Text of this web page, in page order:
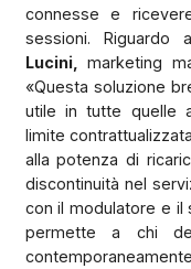
connesse e
sessioni.
Lucini,
marketing
«Questa soluzione
utile in tutte quelle
limite
alla potenza di
discontinuità nel
con il modulatore e il
permette a chi